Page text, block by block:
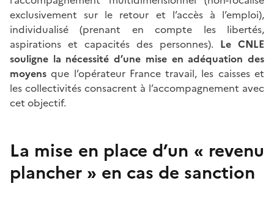
exclusivement sur le retour et l’accès à l’emploi),
individualisé (prenant en compte les libertés,
aspirations et capacités des personnes). Le CNLE
souligne la nécessité d’une mise en adéquation des
moyens que l’opérateur France travail, les caisses et
les collectivités consacrent à l’accompagnement avec
cet objectif.
La mise en place d’un « revenu
plancher » en cas de sanction